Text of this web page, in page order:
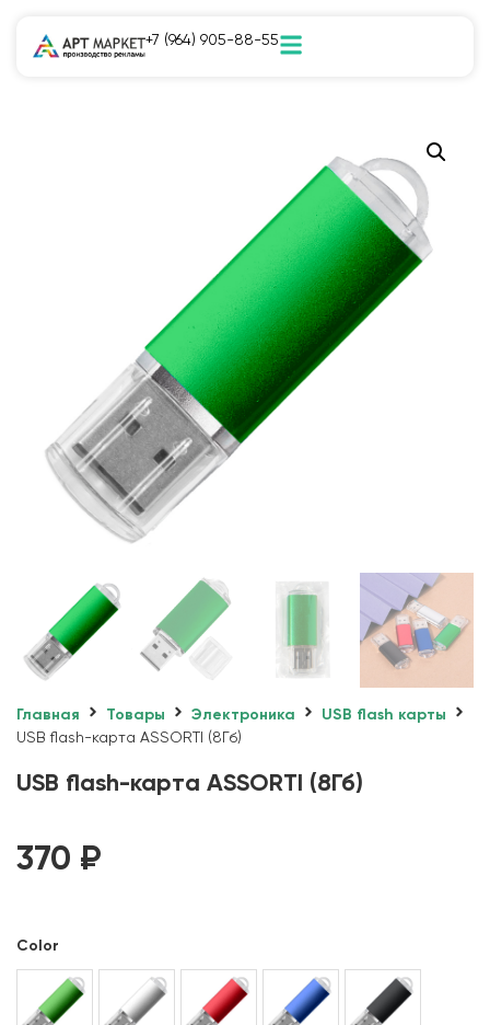
+7 (964) 905-88-55
Главная Товары Электроника
USB flash карты
USB flash-карта ASSORTI (8Гб)
USB flash-карта ASSORTI (8Гб)
370 ₽
Color